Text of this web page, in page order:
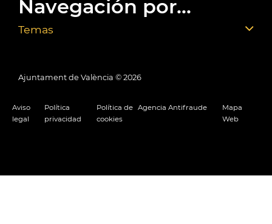
Navegación por...
Temas
Ajuntament de València © 2026
Aviso
legal
Política
privacidad
Política de
cookies
Agencia Antifraude
Mapa
Web